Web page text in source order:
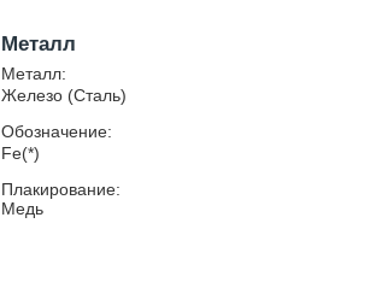
Металл
Металл:
Железо (Сталь)
Обозначение:
Fe(*)
Плакирование:
Медь